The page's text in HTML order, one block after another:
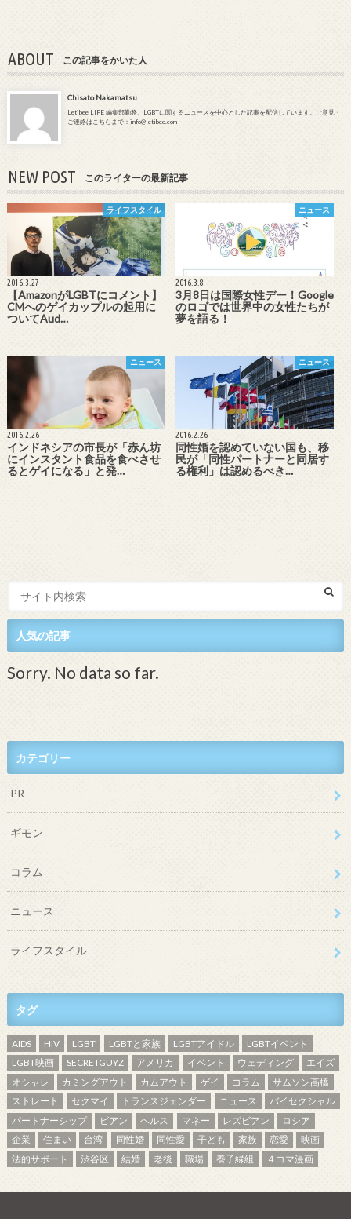
ABOUT この記事をかいた人
Chisato Nakamatsu
Letibee LIFE 編集部勤務。LGBTに関するニュースを中心とした記事を配信しています。ご意見・
ご連絡はこちらまで：info@letibee.com
NEW POST このライターの最新記事
ライフスタイル
2016.3.27
【AmazonがLGBTにコメント】
CMへのゲイカップルの起用に
ついてAud…
ニュース
2016.3.8
3月8日は国際女性デー！Google
のロゴでは世界中の女性たちが
夢を語る！
ニュース
2016.2.26
インドネシアの市長が「赤ん坊
にインスタント食品を食べさせ
るとゲイになる」と発…
ニュース
2016.2.26
同性婚を認めていない国も、移
民が「同性パートナーと同居す
る権利」は認めるべき…
人気の記事
Sorry. No data so far.
カテゴリー
PR
ギモン
コラム
ニュース
ライフスタイル
タグ
AIDS HIV LGBT LGBTと家族 LGBTアイドル
LGBTイベント
LGBT映画
SECRETGUYZ アメリカ イベント ウェディング
エイズ
オシャレ
カミングアウト カムアウト ゲイ コラム
サムソン高橋
ストレート
セクマイ トランスジェンダー ニュース
バイセクシャル
パートナーシップ
ビアン ヘルス マネー レズビアン
ロシア
企業
住まい 台湾 同性婚 同性愛 子ども 家族 恋愛
映画
法的サポート
渋谷区 結婚 老後 職場 養子縁組 ４コマ漫画